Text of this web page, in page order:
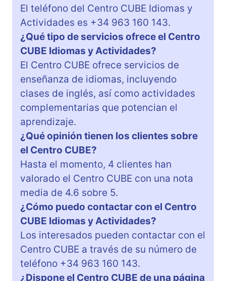
El teléfono del Centro CUBE Idiomas y
Actividades es +34 963 160 143.
¿Qué tipo de servicios ofrece el Centro
CUBE Idiomas y Actividades?
El Centro CUBE ofrece servicios de
enseñanza de idiomas, incluyendo
clases de inglés, así como actividades
complementarias que potencian el
aprendizaje.
¿Qué opinión tienen los clientes sobre
el Centro CUBE?
Hasta el momento, 4 clientes han
valorado el Centro CUBE con una nota
media de 4.6 sobre 5.
¿Cómo puedo contactar con el Centro
CUBE Idiomas y Actividades?
Los interesados pueden contactar con el
Centro CUBE a través de su número de
teléfono +34 963 160 143.
¿Dispone el Centro CUBE de una página